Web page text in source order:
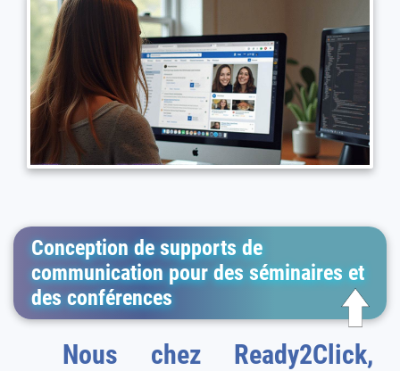
Conception de supports de
communication pour des séminaires et
des conférences
Nous chez Ready2Click,